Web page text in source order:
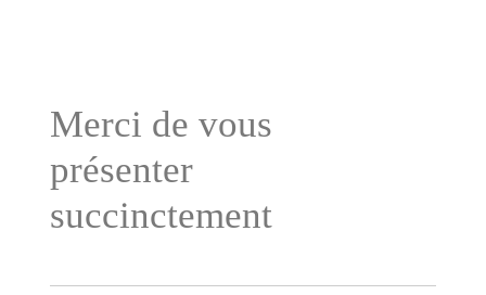
Merci de vous
présenter
succinctement